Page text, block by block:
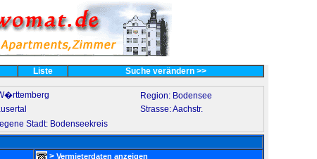
Liste Suche verändern >>
Region: Bodensee
Strasse: Aachstr.
Stadt: Bodenseekreis
> Vermieterdaten anzeigen